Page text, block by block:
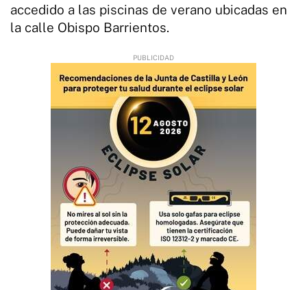
accedido a las piscinas de verano ubicadas en
la calle Obispo Barrientos.